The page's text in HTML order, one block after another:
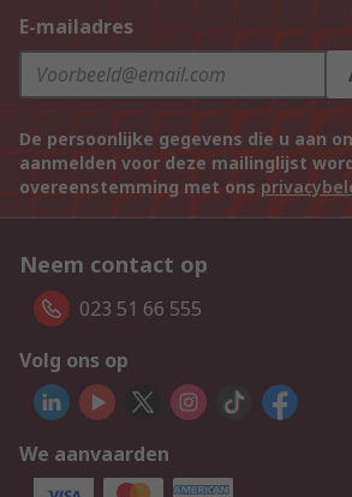
E-mailadres
De persoonlijke gegevens die u aan
aanmelden voor deze mailinglijst
overeenstemming met ons
Neem contact op
023 51 66 555
Volg ons op
We aanvaarden